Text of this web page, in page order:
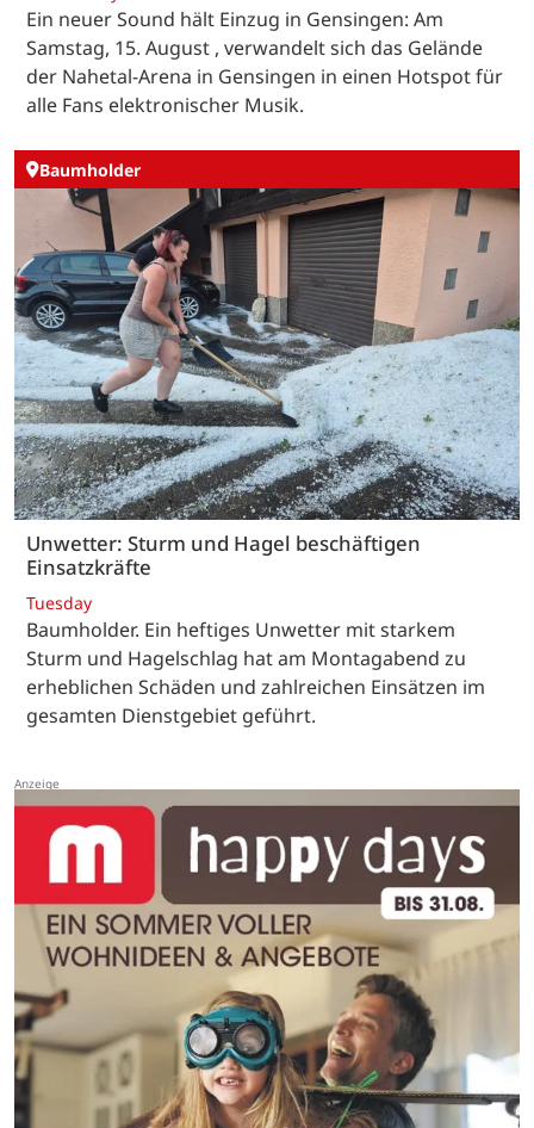
Ein neuer Sound hält Einzug in Gensingen: Am
Samstag, 15. August , verwandelt sich das Gelände
der Nahetal-Arena in Gensingen in einen Hotspot für
alle Fans elektronischer Musik.
Baumholder
Unwetter: Sturm und Hagel beschäftigen
Einsatzkräfte
Tuesday
Baumholder. Ein heftiges Unwetter mit starkem
Sturm und Hagelschlag hat am Montagabend zu
erheblichen Schäden und zahlreichen Einsätzen im
gesamten Dienstgebiet geführt.